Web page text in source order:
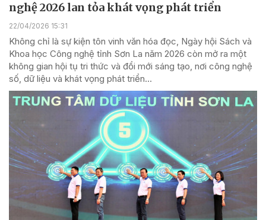
nghệ 2026 lan tỏa khát vọng phát triển
22/04/2026 15:31
Không chỉ là sự kiện tôn vinh văn hóa đọc, Ngày hội Sách và
Khoa học Công nghệ tỉnh Sơn La năm 2026 còn mở ra một
không gian hội tụ tri thức và đổi mới sáng tạo, nơi công nghệ
số, dữ liệu và khát vọng phát triển...